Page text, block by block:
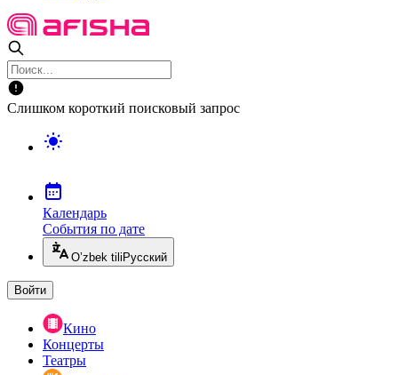
Слишком короткий поисковый запрос
Календарь
События по дате
O’zbek tili Русский
Войти
Кино
Концерты
Театры